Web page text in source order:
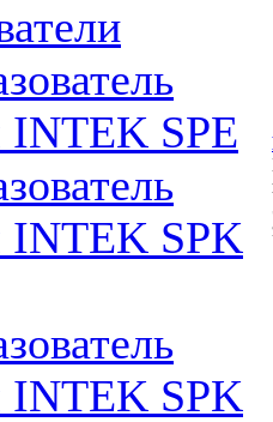
INTEK SPE
INTEK SPK
INTEK SPK